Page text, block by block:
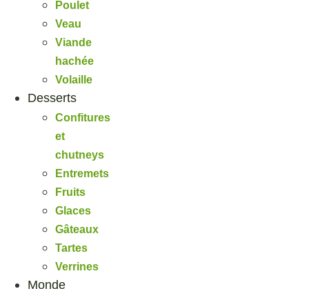
Poulet
Veau
Viande
hachée
Volaille
Desserts
Confitures
et
chutneys
Entremets
Fruits
Glaces
Gâteaux
Tartes
Verrines
Monde